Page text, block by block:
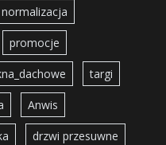
normalizacja
promocje
targi
Anwis
drzwi przesuwne